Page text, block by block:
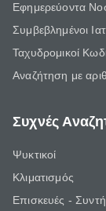
Εφημερεύοντα
Συμβεβλημένοι
Ταχυδρομικοί
Αναζήτηση με
Συχνές
Ψυκτικοί
Κλιματισμός
Επισκευές -